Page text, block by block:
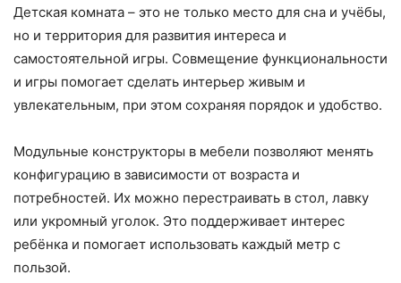
Детская комната – это не только место для сна и учёбы,
но и территория для развития интереса и
самостоятельной игры. Совмещение функциональности
и игры помогает сделать интерьер живым и
увлекательным, при этом сохраняя порядок и удобство.
Модульные конструкторы в мебели позволяют менять
конфигурацию в зависимости от возраста и
потребностей. Их можно перестраивать в стол, лавку
или укромный уголок. Это поддерживает интерес
ребёнка и помогает использовать каждый метр с
пользой.